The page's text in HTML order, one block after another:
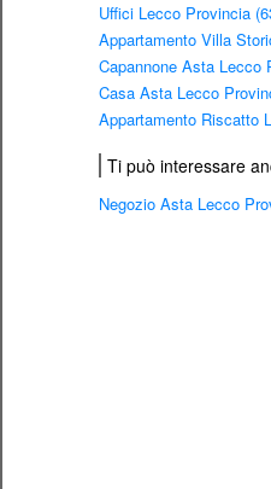
Uffici Lecco Provincia
Appartamento Villa
Capannone Asta Lecco
Casa Asta Lecco
Appartamento Riscatto
Ti può interessare
Negozio Asta Lecco